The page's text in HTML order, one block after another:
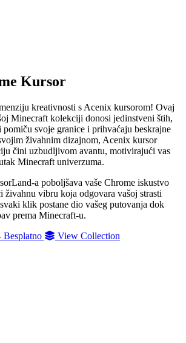
Kursor
kreativnosti s Acenix kursorom! Ovaj
Minecraft kolekciji donosi jedinstveni štih,
pomiču svoje granice i prihvaćaju beskrajne
živahnim dizajnom, Acenix kursor
čini uzbudljivom avantu, motivirajući vas
Minecraft univerzuma.
a poboljšava vaše Chrome iskustvo
živahnu vibru koja odgovara vašoj strasti
klik postane dio vašeg putovanja dok
prema Minecraft-u.
Besplatno
View Collection